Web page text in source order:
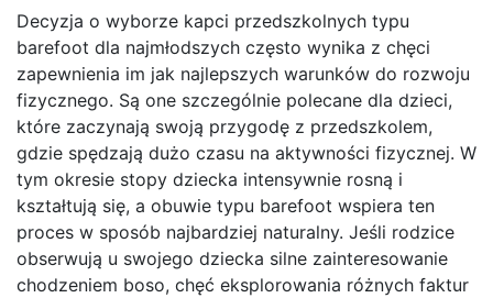
Decyzja o wyborze kapci przedszkolnych typu
barefoot dla najmłodszych często wynika z chęci
zapewnienia im jak najlepszych warunków do rozwoju
fizycznego. Są one szczególnie polecane dla dzieci,
które zaczynają swoją przygodę z przedszkolem,
gdzie spędzają dużo czasu na aktywności fizycznej. W
tym okresie stopy dziecka intensywnie rosną i
kształtują się, a obuwie typu barefoot wspiera ten
proces w sposób najbardziej naturalny. Jeśli rodzice
obserwują u swojego dziecka silne zainteresowanie
chodzeniem boso, chęć eksplorowania różnych faktur